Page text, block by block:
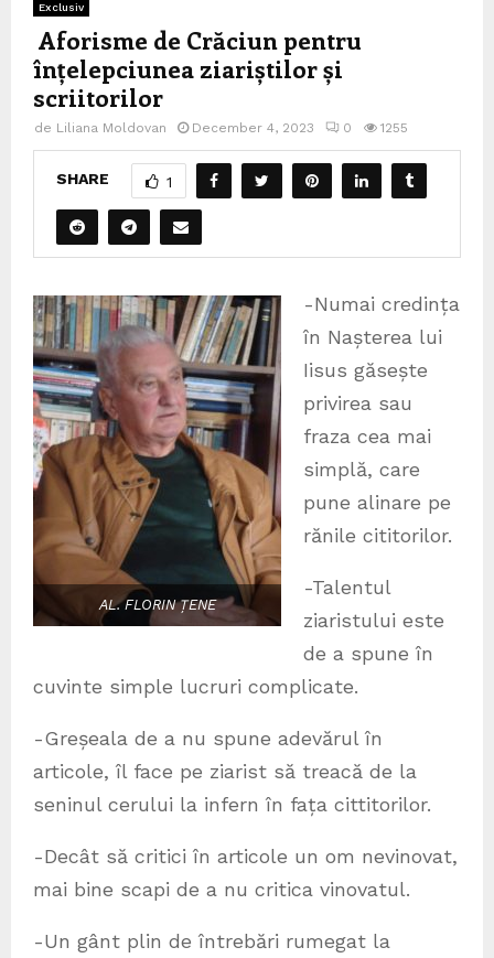
Exclusiv
Aforisme de Crăciun pentru
înțelepciunea ziariștilor și
scriitorilor
de Liliana Moldovan December 4, 2023 0 1255
SHARE 1
AL. FLORIN ȚENE
-Numai credința
în Nașterea lui
Iisus găsește
privirea sau
fraza cea mai
simplă, care
pune alinare pe
rănile cititorilor.
-Talentul
ziaristului este
de a spune în
cuvinte simple lucruri complicate.
-Greșeala de a nu spune adevărul în
articole, îl face pe ziarist să treacă de la
seninul cerului la infern în fața cittitorilor.
-Decât să critici în articole un om nevinovat,
mai bine scapi de a nu critica vinovatul.
-Un gânt plin de întrebări rumegat la